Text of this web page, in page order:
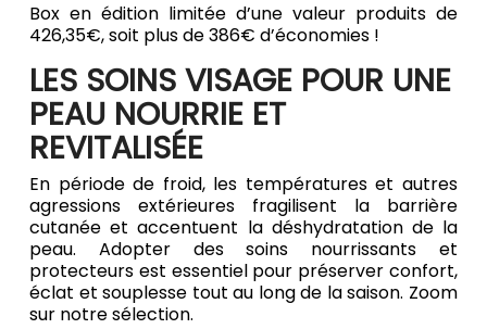
Box en édition limitée d’une valeur produits de
426,35€, soit plus de 386€ d’économies !
LES SOINS VISAGE POUR UNE
PEAU NOURRIE ET
REVITALISÉE
En période de froid, les températures et autres
agressions extérieures fragilisent la barrière
cutanée et accentuent la déshydratation de la
peau. Adopter des soins nourrissants et
protecteurs est essentiel pour préserver confort,
éclat et souplesse tout au long de la saison. Zoom
sur notre sélection.